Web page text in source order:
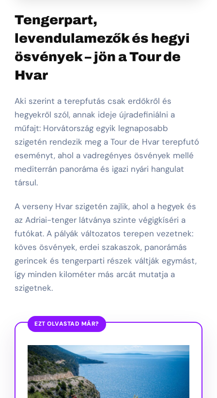
Tengerpart,
levendulamezők és hegyi
ösvények – jön a Tour de
Hvar
Aki szerint a terepfutás csak erdőkről és
hegyekről szól, annak ideje újradefiniálni a
műfajt: Horvátország egyik legnaposabb
szigetén rendezik meg a Tour de Hvar terepfutó
eseményt, ahol a vadregényes ösvények mellé
mediterrán panoráma és igazi nyári hangulat
társul.
A verseny Hvar szigetén zajlik, ahol a hegyek és
az Adriai-tenger látványa szinte végigkíséri a
futókat. A pályák változatos terepen vezetnek:
köves ösvények, erdei szakaszok, panorámás
gerincek és tengerparti részek váltják egymást,
így minden kilométer más arcát mutatja a
szigetnek.
EZT OLVASTAD MÁR?